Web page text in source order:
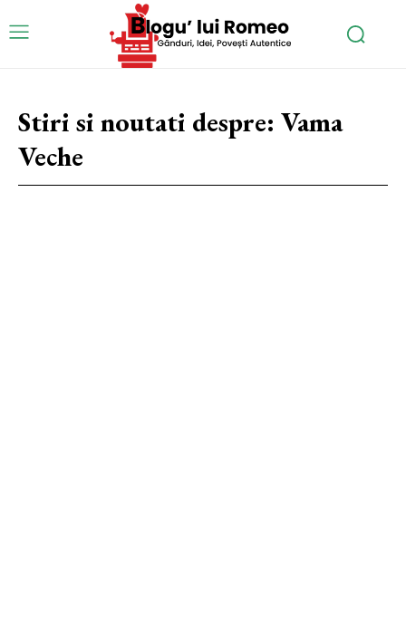
Stiri si noutati despre: Vama
Veche